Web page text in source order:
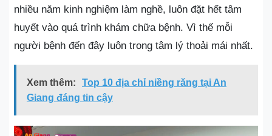
nhiều năm kinh nghiệm làm nghề, luôn đặt hết tâm
huyết vào quá trình khám chữa bệnh. Vì thế mỗi
người bệnh đến đây luôn trong tâm lý thoải mái nhất.
Xem thêm:
Top 10 địa chỉ niềng răng tại An
Giang đáng tin cậy